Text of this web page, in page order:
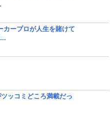
カープロが人生を賭けて
ッコミどころ満載だっ